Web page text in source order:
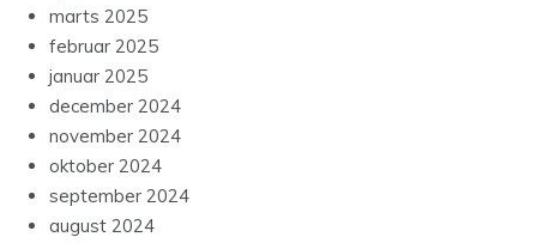
marts 2025
februar 2025
januar 2025
december 2024
november 2024
oktober 2024
september 2024
august 2024